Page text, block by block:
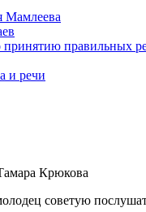
Мамлеева
принятию правильных
и речи
Крюкова
советую